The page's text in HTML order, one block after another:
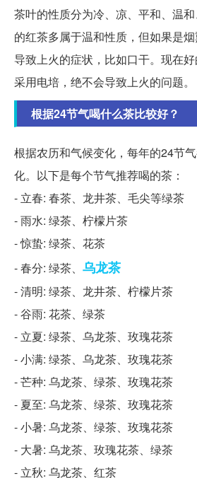
茶叶的性质分为冷、凉、平和、温
的红茶多属于温和性质，但如果是
导致上火的症状，比如口干。现在
采用电培，绝不会导致上火的问题。
根据24节气喝什么茶比较好？
根据农历和气候变化，每年的24节
化。以下是每个节气推荐喝的茶：
- 立春: 春茶、龙井茶、毛尖等绿茶
- 雨水: 绿茶、柠檬片茶
- 惊蛰: 绿茶、花茶
- 春分: 绿茶、 乌龙茶
- 清明: 绿茶、龙井茶、柠檬片茶
- 谷雨: 花茶、绿茶
- 立夏: 绿茶、乌龙茶、玫瑰花茶
- 小满: 绿茶、乌龙茶、玫瑰花茶
- 芒种: 乌龙茶、绿茶、玫瑰花茶
- 夏至: 乌龙茶、绿茶、玫瑰花茶
- 小暑: 乌龙茶、绿茶、玫瑰花茶
- 大暑: 乌龙茶、玫瑰花茶、绿茶
- 立秋: 乌龙茶、红茶